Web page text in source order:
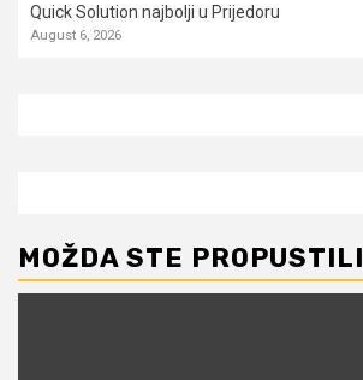
Quick Solution najbolji u Prijedoru
August 6, 2026
MOŽDA STE PROPUSTILI